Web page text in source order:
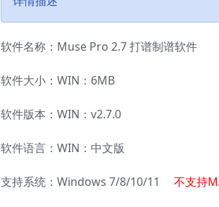
软件名称：Muse Pro 2.7 打谱制谱软件
软件大小：WIN：6MB
软件版本：WIN：v2.7.0
软件语言：WIN：中文版
支持系统：Windows 7/8/10/11 不支持